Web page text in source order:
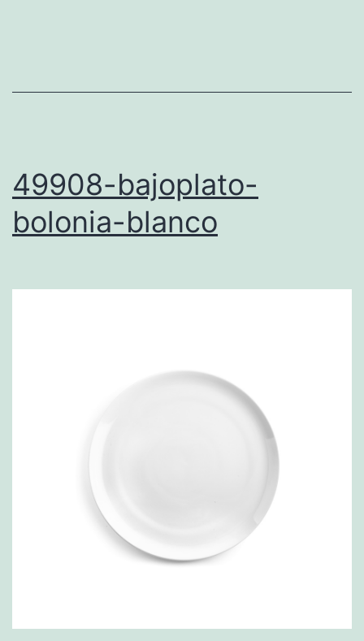
49908-bajoplato-
bolonia-blanco